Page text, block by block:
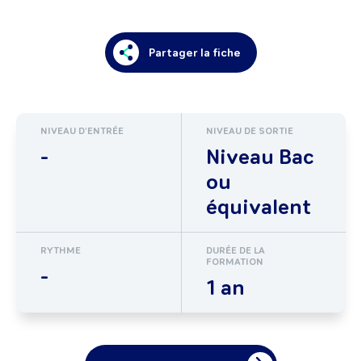
Partager la fiche
NIVEAU D'ENTRÉE
-
NIVEAU DE SORTIE
Niveau Bac
ou
équivalent
RYTHME
-
DURÉE DE LA
FORMATION
1 an